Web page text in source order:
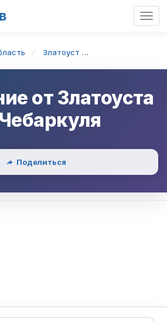
Златоуст
от Златоуста
Чебаркуля
Поделиться